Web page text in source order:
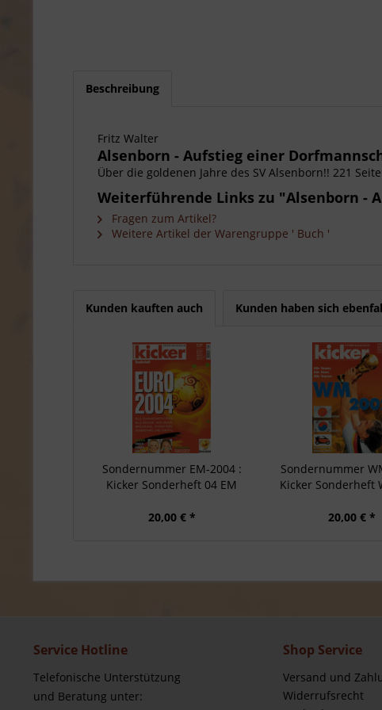
Beschreibung
Fritz Walter
Alsenborn - Aufstieg einer
Über die goldenen Jahre des SV Alsenborn!! 221
Weiterführende Links zu "Alsenborn -
Fragen zum Artikel?
Weitere Artikel der Warengruppe ' Buch '
Kunden kauften auch Kunden haben sich
Sondernummer EM-2004 :
Kicker Sonderheft 04 EM
20,00 € *
Sondernummer
Kicker Sonderheft
20,00 € *
Service Hotline
Telefonische Unterstützung
und Beratung unter:
Shop Service
Versand und
Widerrufsrecht